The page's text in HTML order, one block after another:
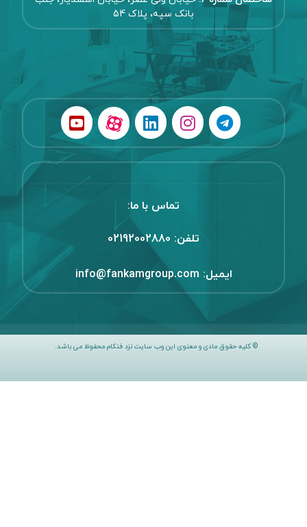
ساختمان شماره 1: بلوار آفریقا، کوچه ایرج، ساختمان
سامسونگ، پلاک 8، طبقه 5
ساختمان شماره 2: خیابان ولی عصر، خیابان اسفندیار، جنب
بانک سپه، پلاک 54
تماس با ما: